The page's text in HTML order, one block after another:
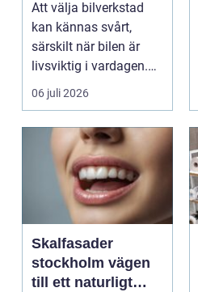
Att välja bilverkstad
kan kännas svårt,
särskilt när bilen är
livsviktig i vardagen.
För många biläg...
06 juli 2026
Skalfasader
stockholm vägen
till ett naturligt